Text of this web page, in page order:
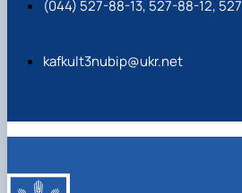
(044) 527-88-13, 527-88-12,
kafkult3nubip@ukr.net